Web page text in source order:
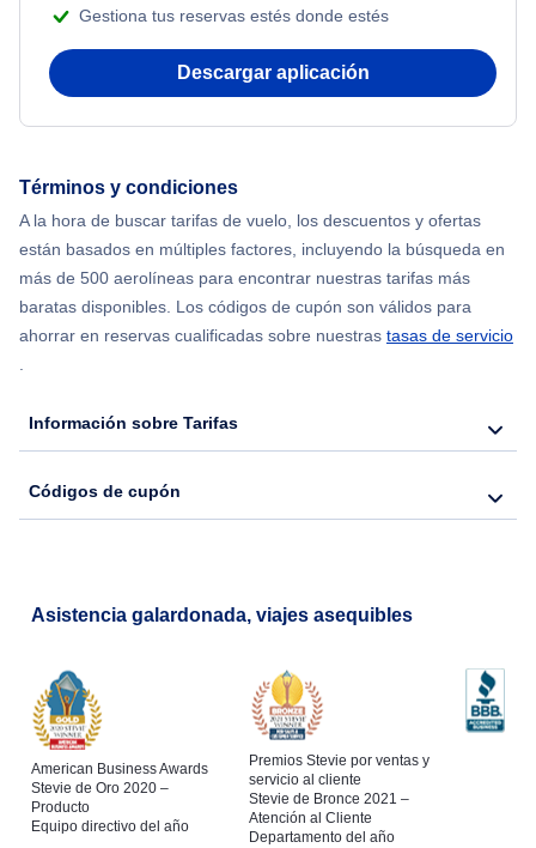
Gestiona tus reservas estés donde estés
Descargar aplicación
Términos y condiciones
A la hora de buscar tarifas de vuelo, los descuentos y ofertas
están basados en múltiples factores, incluyendo la búsqueda en
más de 500 aerolíneas para encontrar nuestras tarifas más
baratas disponibles. Los códigos de cupón son válidos para
ahorrar en reservas cualificadas sobre nuestras tasas de servicio
.
Información sobre Tarifas
Códigos de cupón
Asistencia galardonada, viajes asequibles
American Business Awards
Stevie de Oro 2020 –
Producto
Equipo directivo del año
Premios Stevie por ventas y
servicio al cliente
Stevie de Bronce 2021 –
Atención al Cliente
Departamento del año